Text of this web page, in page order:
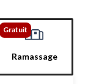
Gratuit
Ramassage